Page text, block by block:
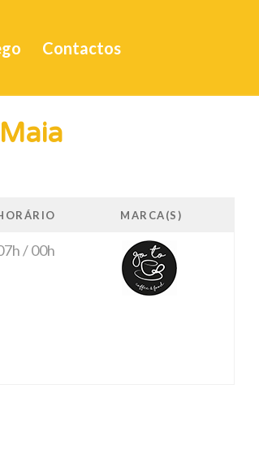
Contactos
MARCA(S)
/ 00h